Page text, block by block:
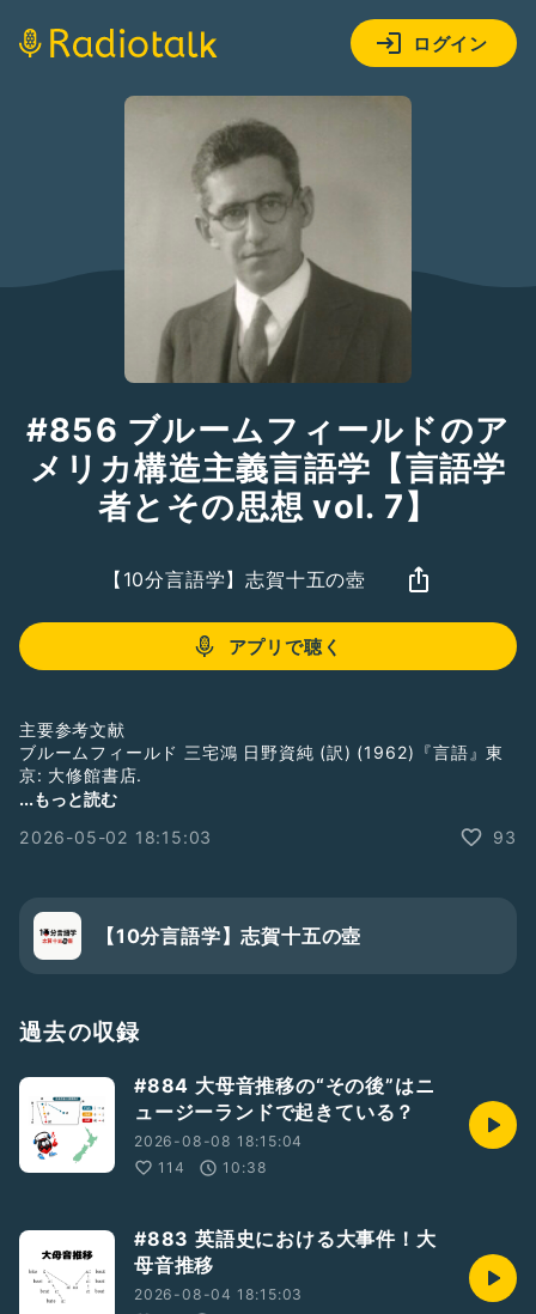
ログイン
#856 ブルームフィールドのア
メリカ構造主義言語学【言語学
者とその思想 vol. 7】
【10分言語学】志賀十五の壺
アプリで聴く
主要参考文献
ブルームフィールド 三宅鴻 日野資純 (訳) (1962)『言語』東
京: 大修館書店.
X▶︎https://x.com/sigajugo
LINEオープンチャット▶︎
note▶︎https://note.com/sigajugo
BGM・効果音: MusMus▶︎
...もっと読む
2026-05-02 18:15:03
93
【10分言語学】志賀十五の壺
過去の収録
#884 大母音推移の“その後”はニ
ュージーランドで起きている？
2026-08-08 18:15:04
114
10:38
#883 英語史における大事件！大
母音推移
2026-08-04 18:15:03